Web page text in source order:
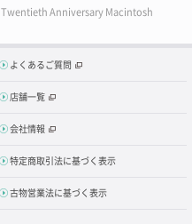
Twentieth Anniversary Macintosh
よくあるご質問
店舗一覧
会社情報
特定商取引法に基づく表示
古物営業法に基づく表示